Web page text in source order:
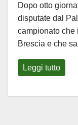
Dopo otto
disputate dal
campionato che
Brescia e che
Leggi tutto